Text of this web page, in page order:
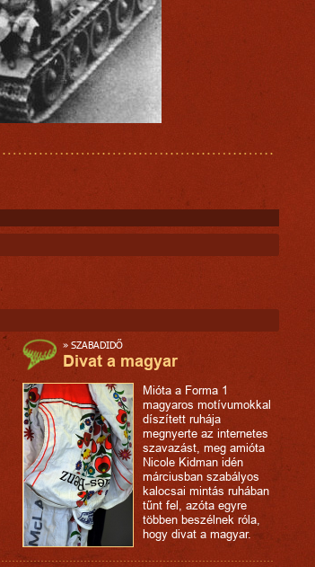
» SZABADIDŐ
Divat a magyar
Mióta a Forma 1
magyaros motívumokkal
díszített ruhája
megnyerte az internetes
szavazást, meg amióta
Nicole Kidman idén
márciusban szabályos
kalocsai mintás ruhában
tűnt fel, azóta egyre
többen beszélnek róla,
hogy divat a magyar.